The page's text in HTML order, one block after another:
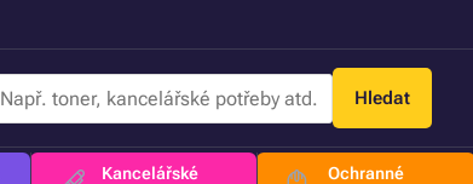
Hledat
Kancelářské
Ochranné